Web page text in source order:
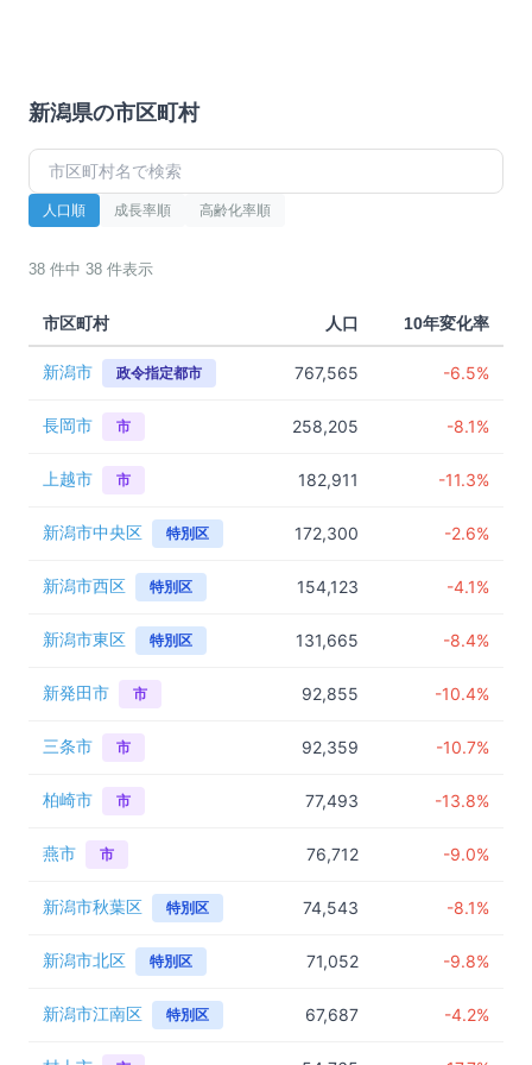
新潟県の市区町村
人口順 成長率順 高齢化率順
38 件中 38 件表示
市区町村 人口 10年変化率
新潟市 政令指定都市 767,565 -6.5%
長岡市 市 258,205 -8.1%
上越市 市 182,911 -11.3%
新潟市中央区 特別区 172,300 -2.6%
新潟市西区 特別区 154,123 -4.1%
新潟市東区 特別区 131,665 -8.4%
新発田市 市 92,855 -10.4%
三条市 市 92,359 -10.7%
柏崎市 市 77,493 -13.8%
燕市 市 76,712 -9.0%
新潟市秋葉区 特別区 74,543 -8.1%
新潟市北区 特別区 71,052 -9.8%
新潟市江南区 特別区 67,687 -4.2%